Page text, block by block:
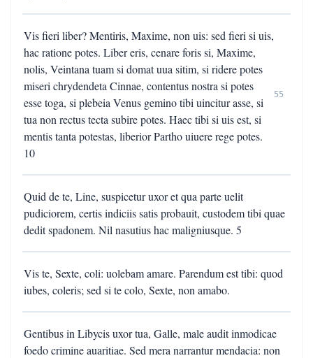
Vis fieri liber? Mentiris, Maxime, non uis: sed fieri si uis,
hac ratione potes. Liber eris, cenare foris si, Maxime,
nolis, Veintana tuam si domat uua sitim, si ridere potes
miseri chrydendeta Cinnae, contentus nostra si potes
esse toga, si plebeia Venus gemino tibi uincitur asse, si
tua non rectus tecta subire potes. Haec tibi si uis est, si
mentis tanta potestas, liberior Partho uiuere rege potes.
10
55
Quid de te, Line, suspicetur uxor et qua parte uelit
pudiciorem, certis indiciis satis probauit, custodem tibi quae
dedit spadonem. Nil nasutius hac maligniusque. 5
Vis te, Sexte, coli: uolebam amare. Parendum est tibi: quod
iubes, coleris; sed si te colo, Sexte, non amabo.
Gentibus in Libycis uxor tua, Galle, male audit inmodicae
foedo crimine auaritiae. Sed mera narrantur mendacia: non